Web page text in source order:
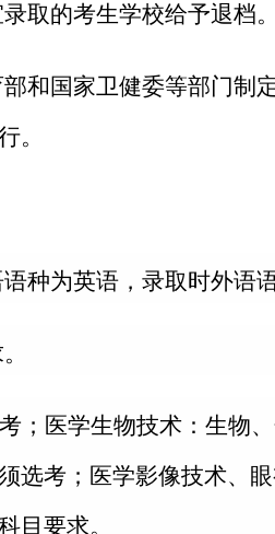
取的考生学校给予退档
和国家卫健委等部门制
。
种为英语，录取时外语
；医学生物技术：生物
选考；医学影像技术、
目要求。